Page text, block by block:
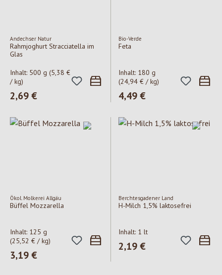
Andechser Natur
Rahmjoghurt Stracciatella im
Glas
Inhalt: 500 g (5,38 €
/ kg)
Regulärer Preis:
2,69 €
Bio-Verde
Feta
Inhalt: 180 g
(24,94 € / kg)
Regulärer Preis:
4,49 €
Ökol. Molkerei Allgäu
Büffel Mozzarella
Inhalt: 125 g
(25,52 € / kg)
Regulärer Preis:
3,19 €
Berchtesgadener Land
H-Milch 1,5% laktosefrei
Inhalt: 1 lt
Regulärer Preis:
2,19 €